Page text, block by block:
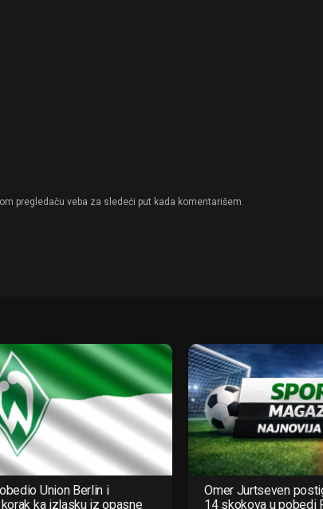
pregledaču veba za sledeći put kada komentarišem.
Union Berlin i
ka izlasku iz opasne
Omer Jurtseven
14 skokova u pobedi